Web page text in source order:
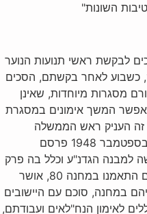
השונות"
לבקשת ראשי תנועות הנוער
החלוציות וכך ב- 16 באוגוסט 1948, כשבוע לאחר בקשתם, הסכים
מסגרות מיוחדות, שאינן
המשך אימונים במסגרת
זה העניק ראש הממשלה
למסגרת החדשה את שמה. ב- 12 בספטמבר 1948 פרסם
למבנה הגדנ"ע וכלל בה פרק
שנגע בהקמת הנח"ל בתוכו. החניכים התאמנו במחנה 80, אושר
במחנה, סוכם עם היישובים
לאימון הנח"לאים ועבודתם,